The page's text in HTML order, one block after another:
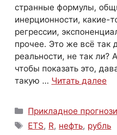
странные формулы,
инерционности, какие-
регрессии,
прочее. Это же всё так
реальности, не так ли?
чтобы показать это,
такую … Читать далее
Рубрики
Прикладное
Метки
ETS, R, нефть, рубль